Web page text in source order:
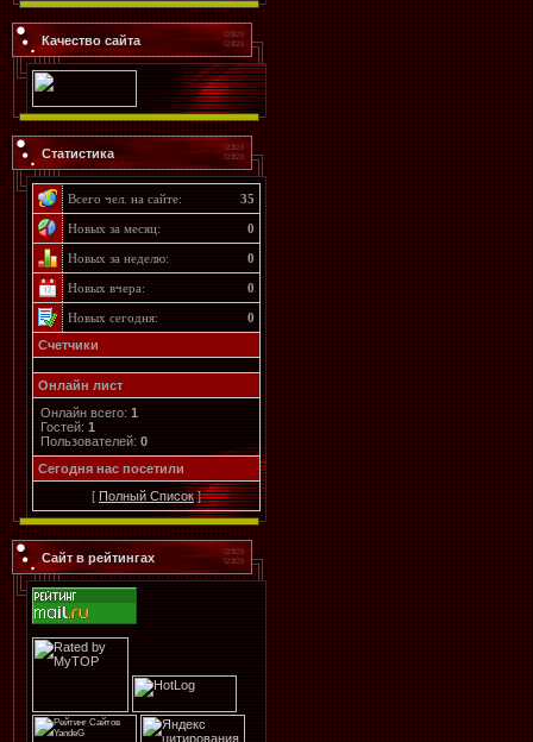
Качество сайта
Статистика
Всего чел. на сайте: 35
Новых за месяц: 0
Новых за неделю: 0
Новых вчера: 0
Новых сегодня:
0
Счетчики
Онлайн лист
Онлайн всего: 1
Гостей: 1
Пользователей: 0
Cегодня нас посетили
[ Полный Список]
Сайт в рейтингах